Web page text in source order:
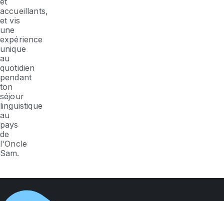
accueillants,
et vis
une
expérience
unique
au
quotidien
pendant
ton
séjour
linguistique
au
pays
de
l'Oncle
Sam.